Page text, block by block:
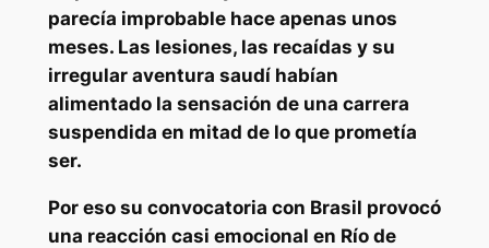
parecía improbable hace apenas unos
meses. Las lesiones, las recaídas y su
irregular aventura saudí habían
alimentado la sensación de una carrera
suspendida en mitad de lo que prometía
ser.
Por eso su convocatoria con Brasil provocó
una reacción casi emocional en Río de